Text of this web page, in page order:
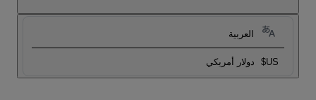
العربية
US$ دولار أمريكي